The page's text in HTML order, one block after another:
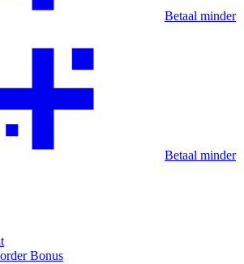
Betaal minder
Betaal minder
Bonus